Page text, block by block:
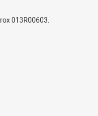
013R00603.